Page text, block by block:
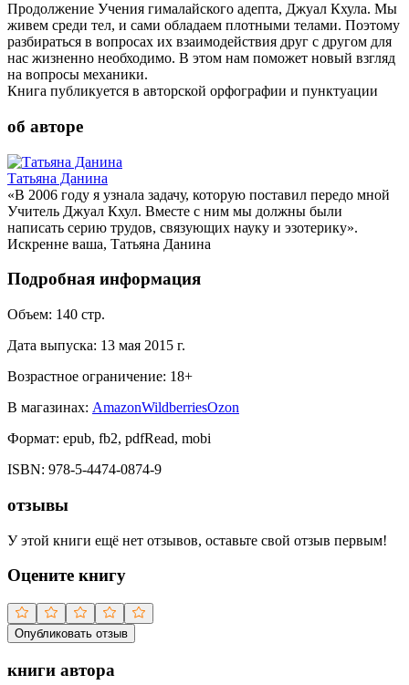
Продолжение Учения гималайского адепта, Джуал Кхула. Мы
живем среди тел, и сами обладаем плотными телами. Поэтому
разбираться в вопросах их взаимодействия друг с другом для
нас жизненно необходимо. В этом нам поможет новый взгляд
на вопросы механики.
Книга публикуется в авторской орфографии и пунктуации
об авторе
Татьяна Данина
«В 2006 году я узнала задачу, которую поставил передо мной
Учитель Джуал Кхул. Вместе с ним мы должны были
написать серию трудов, связующих науку и эзотерику».
Искренне ваша, Татьяна Данина
Подробная информация
Объем: 140 стр.
Дата выпуска: 13 мая 2015 г.
Возрастное ограничение: 18+
В магазинах: AmazonWildberriesOzon
Формат: epub, fb2, pdfRead, mobi
ISBN: 978-5-4474-0874-9
отзывы
У этой книги ещё нет отзывов, оставьте свой отзыв первым!
Оцените книгу
Опубликовать отзыв
книги автора